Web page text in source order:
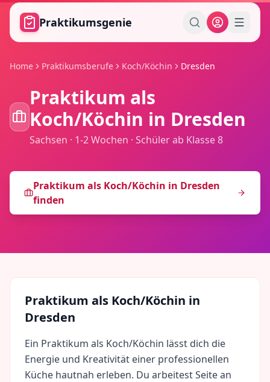
Zum Hauptinhalt springen
Praktikumsgenie
Home Praktikumsberufe Koch/Köchin Dresden
Praktikum als
Koch/Köchin in Dresden
Sachsen · 1-2 Wochen · Schüler ab Klasse 8
Praktikum als Koch/Köchin in Dresden
finden
Praktikum als Koch/Köchin in
Dresden
Ein Praktikum als Koch/Köchin lässt dich die
Energie und Kreativität einer professionellen
Küche hautnah erleben. Du arbeitest Seite an